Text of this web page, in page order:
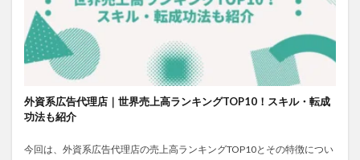
外資系広告代理店｜世界売上高ランキングTOP10！スキル・転成
功法も紹介
今回は、外資系広告代理店の売上高ランキングTOP10とその特徴につい